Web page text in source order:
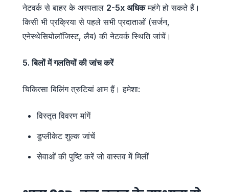
नेटवर्क से बाहर के अस्पताल 2-5x अधिकमहंगे हो सकते हैं।
किसी भी प्रक्रिया से पहले सभी प्रदाताओं (सर्जन,
एनेस्थेसियोलॉजिस्ट, लैब) की नेटवर्क स्थिति जांचें।
5. बिलों में गलतियों की जांच करें
चिकित्सा बिलिंग त्रुटियां आम हैं। हमेशा:
विस्तृत विवरण मांगें
डुप्लीकेट शुल्क जांचें
सेवाओं की पुष्टि करें जो वास्तव में मिलीं